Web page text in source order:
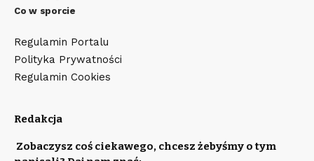
Co w sporcie
Regulamin Portalu
Polityka Prywatności
Regulamin Cookies
Redakcja
Zobaczysz coś ciekawego, chcesz żebyśmy o tym